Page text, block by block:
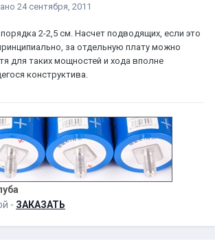
24 сентября, 2011
2-2,5 см. Насчет подводящих, если это
за отдельную плату можно
для таких мощностей и хода вполне
конструктива.
- ЗАКАЗАТЬ